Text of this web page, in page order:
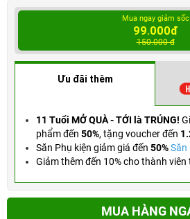
Mua ngay giảm sốc
99.000đ
150.000 đ
Ưu đãi thêm
11 Tuổi MỞ QUÀ - TỚI là TRÚNG!
phẩm đến 50%, tặng voucher đến
Săn Phụ kiện giảm giá đến 50%Săn
Giảm thêm đến 10% cho thành viên
MUA HÀNG